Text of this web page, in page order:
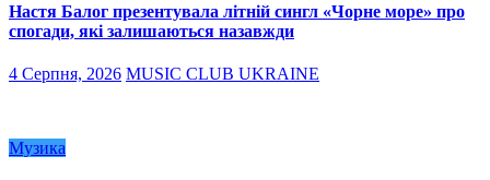
Настя Балог презентувала літній сингл «Чорне море» про
спогади, які залишаються назавжди
4 Серпня, 2026 MUSIC CLUB UKRAINE
Музика